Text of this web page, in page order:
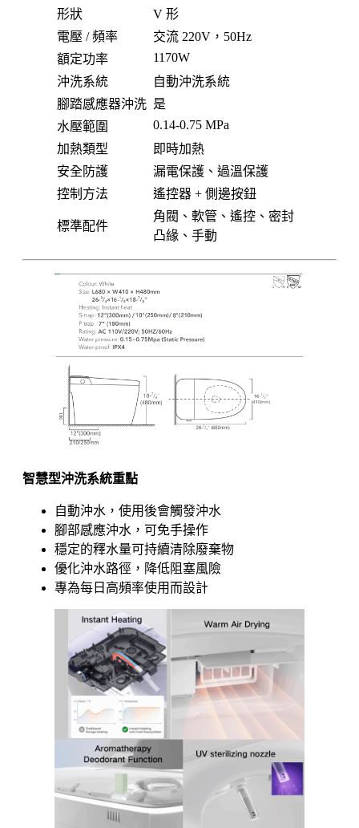
形狀
V 形
電壓 / 頻率
交流 220V，50Hz
額定功率
1170W
沖洗系統
自動沖洗系統
腳踏感應器沖洗 是
水壓範圍
0.14-0.75 MPa
加熱類型
即時加熱
安全防護
漏電保護、過溫保護
控制方法
遙控器 + 側邊按鈕
標準配件
角閥、軟管、遙控、密封
凸緣、手動
智慧型沖洗系統重點
自動沖水，使用後會觸發沖水
腳部感應沖水，可免手操作
穩定的釋水量可持續清除廢棄物
優化沖水路徑，降低阻塞風險
專為每日高頻率使用而設計